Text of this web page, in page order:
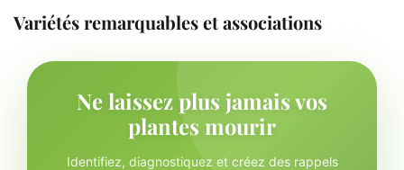
Variétés remarquables et associations
Ne laissez plus jamais vos
plantes mourir
Identifiez, diagnostiquez et créez des rappels